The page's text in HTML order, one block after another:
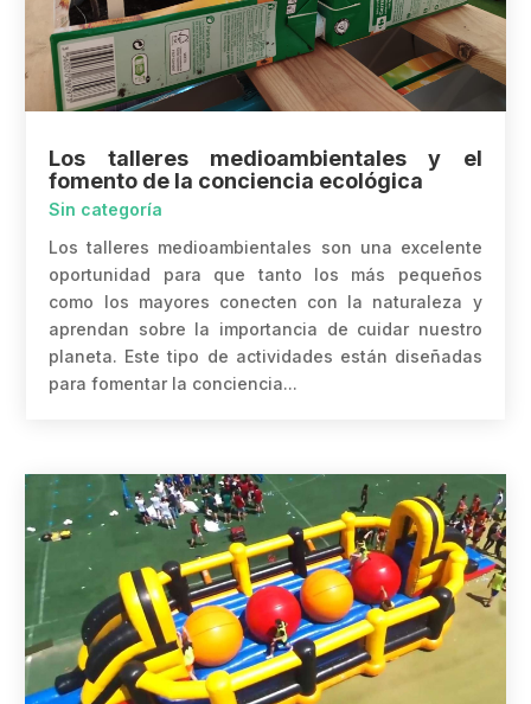
Los talleres medioambientales y el
fomento de la conciencia ecológica
Sin categoría
Los talleres medioambientales son una excelente
oportunidad para que tanto los más pequeños
como los mayores conecten con la naturaleza y
aprendan sobre la importancia de cuidar nuestro
planeta. Este tipo de actividades están diseñadas
para fomentar la conciencia...